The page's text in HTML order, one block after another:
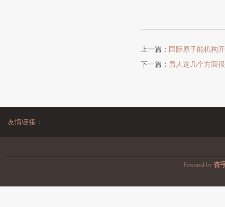
上一篇： 国际原子能机构
下一篇： 男人这几个方面
友情链接：
Powered by 杏